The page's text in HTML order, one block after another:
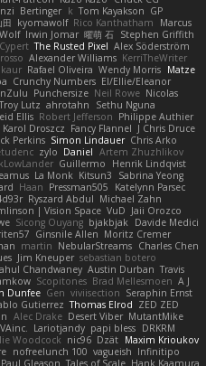
Bertinger k Tom Kayakson GP
田 kyomawolf Rico Kanthatham
Marcus
Irwin Jomar 曜萌 石 Stephen Griffith
The Rusted Pixel Alex Söderström
Alexander Williams KerriTheWriter
Rafael Oliveira Wendy Morris Matze
Crunchy Numbers El/Ellie/Eleanor
Punchersize Neil Rowe Nicolas
Troy Lutz ahrotahn
Sethu Nguna
Ellis Robert Jefferson Philippe Authier
Karol Droszcz Fancy Flannel J Chris Druce
Perkins Simon Lindauer Chris Arko
zylo Daniel Artem Zhuzhlikov
Guillermo
Henrik Lindqvist
La Monk Kitsun3
Sabrina Yeong
Haan Pressman505
Katelynn Parsec
Ryszard Abdul Michael Zahn
| Vision Space VuD Jaii Orozco
Sicong Ouyang bjakbjak Davide Medici
Ginsnile Allen Moritz Cremer
martin NebularStreams Charles Chen
Jim Kneuper sebastian botero
Chandwaney Austin Durban Travis
Scopitones Brad Mellesmoen A J
Dunfee Gen viviisection Seraphin Ernst
Gutierrez Thomas Elrod ZED ZED
Alec Drake Desert Viber MutantMike
Lariotjandy papi bless DRKRM
Woodcock nic96 Dzät Maxim Krioukov
nofreelunch 100 vagueish Infinitipo